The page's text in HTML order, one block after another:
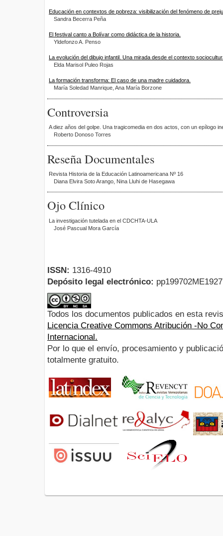
Educación en contextos de pobreza: visibilización del fenómeno de
Sandra Becerra Peña
El festival canto a Bolívar como didáctica de la historia.
Yldefonzo A. Penso
La evolución del dibujo infantil. Una mirada desde el contexto
Elda Marisol Puleo Rojas
La formación transforma: El caso de una madre cuidadora.
María Soledad Manrique, Ana María Borzone
Controversia
A diez años del golpe. Una tragicomedia en dos actos, con un epílogo
Roberto Donoso Torres
Reseña Documentales
Revista Historia de la Educación Latinoamericana Nº 16
Diana Elvira Soto Arango, Nina Lluhi de Hasegawa
Ojo Clínico
La investigación tutelada en el CDCHTA-ULA
José Pascual Mora García
ISSN: 1316-4910
Depósito legal electrónico:
Todos los documentos publicados en esta
Licencia Creative Commons Atribución -No
Internacional.
Por lo que el envío, procesamiento y
totalmente gratuito.